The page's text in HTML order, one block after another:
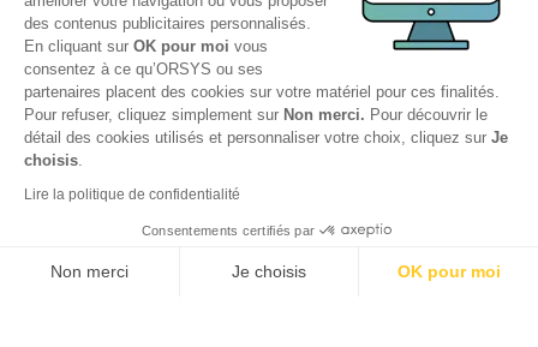
© 2026 ORSYS
Mentions légales
des contenus publicitaires personnalisés.
En cliquant sur OK pour moi vous
consentez à ce qu’ORSYS ou ses
partenaires placent des cookies sur votre matériel pour ces finalités.
Pour refuser, cliquez simplement sur Non merci. Pour découvrir le
détail des cookies utilisés et personnaliser votre choix, cliquez sur Je
choisis.
Lire la politique de confidentialité
Consentements certifiés par
Non merci Je choisis
OK pour moi